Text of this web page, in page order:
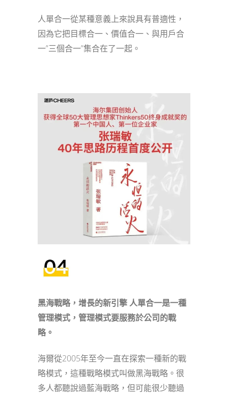
人單合一從某種意義上來說具有普適性，
因為它把目標合一、價值合一、與用戶合
一”三個合一”集合在了一起。
黑海戰略，增長的新引擎人單合一是一種
管理模式 ， 管理模式要服務於公司的戰
略。
海爾從2005年至今一直在探索一種新的戰
略模式，這種戰略模式叫做黑海戰略。很
多人都聽說過藍海戰略，但可能很少聽過